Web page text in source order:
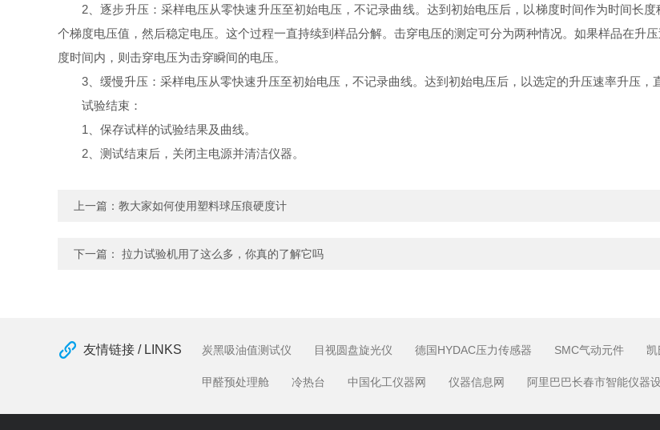
2、逐步升压：采样电压从零快速升压至初始电压，不记录曲线。达到初始电压后，以梯度时间作为时间长
个梯度电压值，然后稳定电压。这个过程一直持续到样品分解。击穿电压的测定可分为两种情况。如果样品在升
度时间内，则击穿电压为击穿瞬间的电压。
3、缓慢升压：采样电压从零快速升压至初始电压，不记录曲线。达到初始电压后，以选定的升压速率升压，
试验结束：
1、保存试样的试验结果及曲线。
2、测试结束后，关闭主电源并清洁仪器。
上一篇： 教大家如何使用塑料球压痕硬度计
下一篇： 拉力试验机用了这么多，你真的了解它吗
友情链接 / LINKS 炭黑吸油值测试仪 目视圆盘旋光仪 德国HYDAC压力传感器 SMC气动元件 凯
甲醛预处理舱 冷热台 中国化工仪器网 仪器信息网 阿里巴巴长春市智能仪器